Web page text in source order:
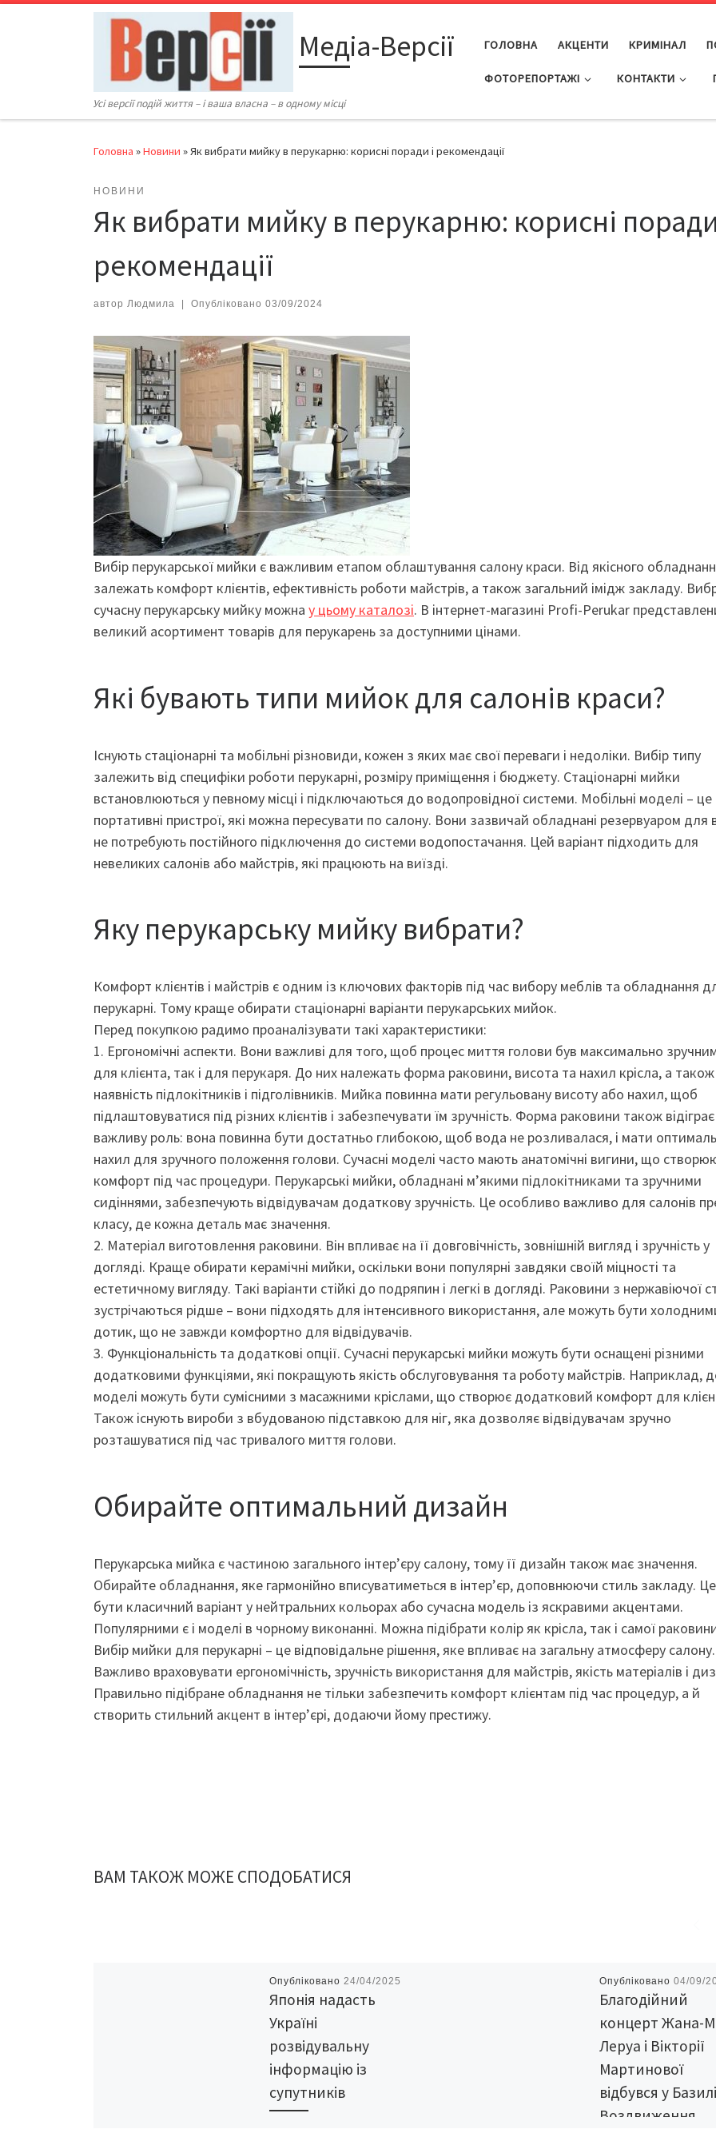
Перейти до вмісту
Медіа-Версії
Усі версії подій життя – і ваша власна – в одному місці
ГОЛОВНА АКЦЕНТИ КРИМІНАЛ
ФОТОРЕПОРТАЖІ КОНТАКТИ
Головна »Новини »Як вибрати мийку в перукарню: корисні поради і рекомендації
НОВИНИ
Як вибрати мийку в перукарню: корисні поради
рекомендації
автор Людмила Опубліковано 03/09/2024
Вибір перукарської мийки є важливим етапом облаштування салону краси. Від якісного
залежать комфорт клієнтів, ефективність роботи майстрів, а також загальний імідж закладу.
сучасну перукарську мийку можна у цьому каталозі. В інтернет-магазині Profi-Perukar
великий асортимент товарів для перукарень за доступними цінами.
Які бувають типи мийок для салонів краси?
Існують стаціонарні та мобільні різновиди, кожен з яких має свої переваги і недоліки. Вибір типу
залежить від специфіки роботи перукарні, розміру приміщення і бюджету. Стаціонарні мийки
встановлюються у певному місці і підключаються до водопровідної системи. Мобільні моделі – це
портативні пристрої, які можна пересувати по салону. Вони зазвичай обладнані резервуаром для
не потребують постійного підключення до системи водопостачання. Цей варіант підходить для
невеликих салонів або майстрів, які працюють на виїзді.
Яку перукарську мийку вибрати?
Комфорт клієнтів і майстрів є одним із ключових факторів під час вибору меблів та обладнання
перукарні. Тому краще обирати стаціонарні варіанти перукарських мийок.
Перед покупкою радимо проаналізувати такі характеристики:
1. Ергономічні аспекти. Вони важливі для того, щоб процес миття голови був максимально
для клієнта, так і для перукаря. До них належать форма раковини, висота та нахил крісла, а також
наявність підлокітників і підголівників. Мийка повинна мати регульовану висоту або нахил, щоб
підлаштовуватися під різних клієнтів і забезпечувати їм зручність. Форма раковини також відіграє
важливу роль: вона повинна бути достатньо глибокою, щоб вода не розливалася, і мати
нахил для зручного положення голови. Сучасні моделі часто мають анатомічні вигини, що
комфорт під час процедури. Перукарські мийки, обладнані м’якими підлокітниками та зручними
сидіннями, забезпечують відвідувачам додаткову зручність. Це особливо важливо для салонів
класу, де кожна деталь має значення.
2. Матеріал виготовлення раковини. Він впливає на її довговічність, зовнішній вигляд і зручність у
догляді. Краще обирати керамічні мийки, оскільки вони популярні завдяки своїй міцності та
естетичному вигляду. Такі варіанти стійкі до подряпин і легкі в догляді. Раковини з нержавіючої
зустрічаються рідше – вони підходять для інтенсивного використання, але можуть бути
дотик, що не завжди комфортно для відвідувачів.
3. Функціональність та додаткові опції. Сучасні перукарські мийки можуть бути оснащені різними
додатковими функціями, які покращують якість обслуговування та роботу майстрів. Наприклад,
моделі можуть бути сумісними з масажними кріслами, що створює додатковий комфорт для
Також існують вироби з вбудованою підставкою для ніг, яка дозволяє відвідувачам зручно
розташуватися під час тривалого миття голови.
Обирайте оптимальний дизайн
Перукарська мийка є частиною загального інтер’єру салону, тому її дизайн також має значення.
Обирайте обладнання, яке гармонійно вписуватиметься в інтер’єр, доповнюючи стиль закладу.
бути класичний варіант у нейтральних кольорах або сучасна модель із яскравими акцентами.
Популярними є і моделі в чорному виконанні. Можна підібрати колір як крісла, так і самої
Вибір мийки для перукарні – це відповідальне рішення, яке впливає на загальну атмосферу салону.
Важливо враховувати ергономічність, зручність використання для майстрів, якість матеріалів і
Правильно підібране обладнання не тільки забезпечить комфорт клієнтам під час процедур, а й
створить стильний акцент в інтер’єрі, додаючи йому престижу.
ВАМ ТАКОЖ МОЖЕ СПОДОБАТИСЯ
Опубліковано24/04/2025
Японія надасть
Україні
розвідувальну
інформацію із
супутників
Опубліковано 04/09/
Благодійний
концерт Жана-
Леруа і Вікторії
Мартинової
відбувся у
Воздвиження